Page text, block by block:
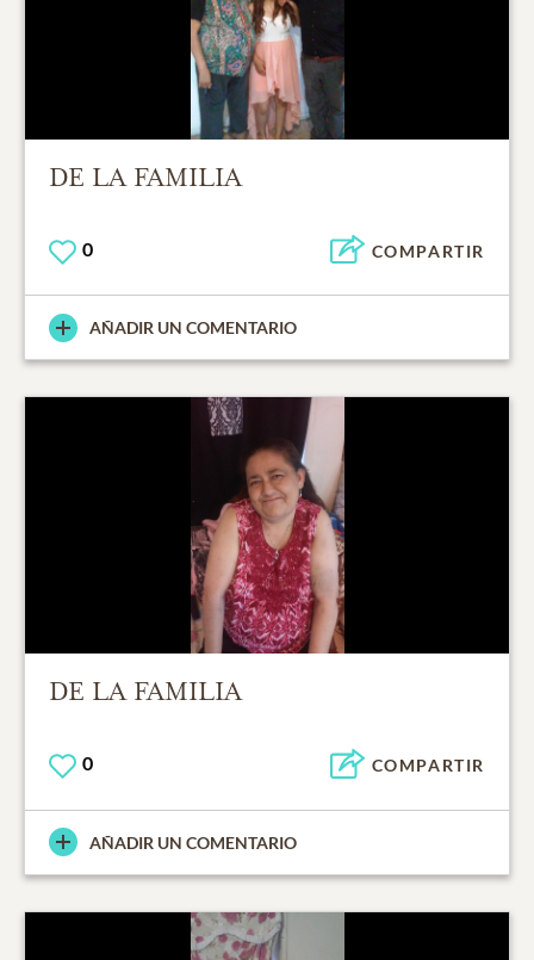
DE LA FAMILIA
0 COMPARTIR
AÑADIR UN COMENTARIO
DE LA FAMILIA
0 COMPARTIR
AÑADIR UN COMENTARIO